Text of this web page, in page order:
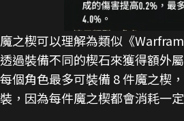
魔之楔可以理解為類似《
透過裝備不同的楔石來獲得額外
每個角色最多可裝備 8 件魔之楔
裝，因為每件魔之楔都會消耗一